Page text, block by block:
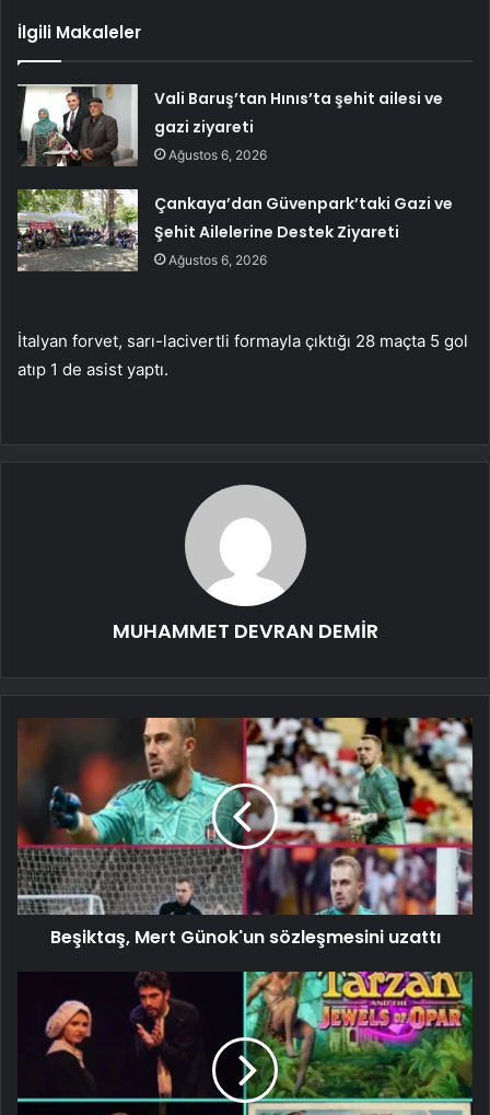
İlgili Makaleler
Vali Baruş’tan Hınıs’ta şehit ailesi ve
gazi ziyareti
Ağustos 6, 2026
Çankaya’dan Güvenpark’taki Gazi ve
Şehit Ailelerine Destek Ziyareti
Ağustos 6, 2026
İtalyan forvet, sarı-lacivertli formayla çıktığı 28 maçta 5 gol
atıp 1 de asist yaptı.
MUHAMMET DEVRAN DEMİR
Beşiktaş, Mert Günok'un sözleşmesini uzattı